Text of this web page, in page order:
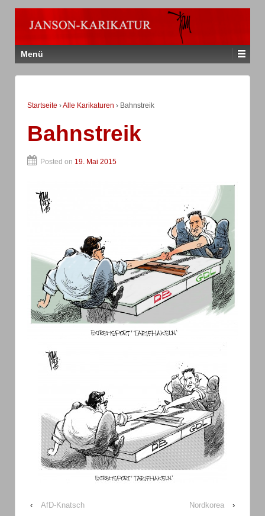
Menü
Startseite ›Alle Karikaturen › Bahnstreik
Bahnstreik
Posted on 19. Mai 2015
‹ AfD-Knatsch Nordkorea ›